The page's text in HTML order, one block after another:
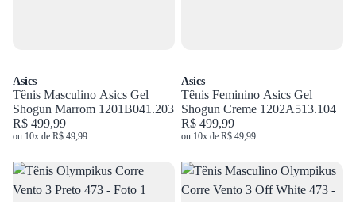
Asics
Tênis Masculino Asics Gel
Shogun Marrom 1201B041.203
R$ 499,99
ou 10x de R$ 49,99
Asics
Tênis Feminino Asics Gel
Shogun Creme 1202A513.104
R$ 499,99
ou 10x de R$ 49,99